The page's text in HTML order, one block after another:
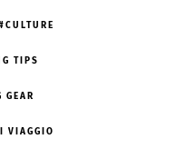
CULTURE
TIPS
GEAR
VIAGGIO